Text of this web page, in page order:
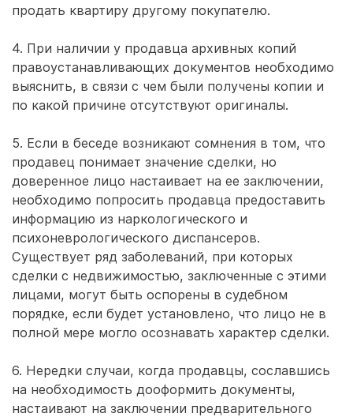
продать квартиру другому покупателю.
4. При наличии у продавца архивных копий
правоустанавливающих документов необходимо
выяснить, в связи с чем были получены копии и
по какой причине отсутствуют оригиналы.
5. Если в беседе возникают сомнения в том, что
продавец понимает значение сделки, но
доверенное лицо настаивает на ее заключении,
необходимо попросить продавца предоставить
информацию из наркологического и
психоневрологического диспансеров.
Существует ряд заболеваний, при которых
сделки с недвижимостью, заключенные с этими
лицами, могут быть оспорены в судебном
порядке, если будет установлено, что лицо не в
полной мере могло осознавать характер сделки.
6. Нередки случаи, когда продавцы, сославшись
на необходимость дооформить документы,
настаивают на заключении предварительного